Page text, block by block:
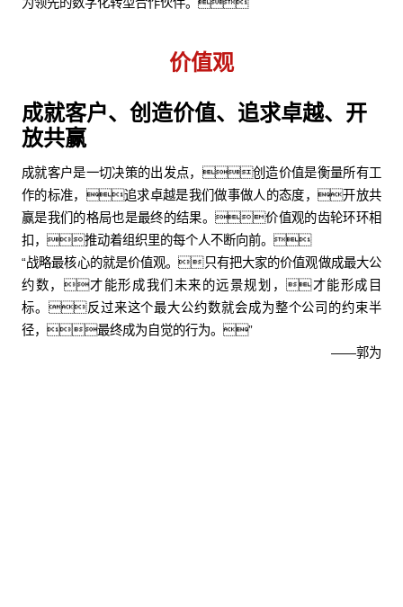
价值观
成就客户、创造价值、追求卓越、开
放共赢
成就客户是一切决策的出发点，创造价值是衡量所有工
作的标准，追求卓越是我们做事做人的态度，开放共
赢是我们的格局也是最终的结果。价值观的齿轮环环相
扣，推动着组织里的每个人不断向前。
“战略最核心的就是价值观。只有把大家的价值观做成最大公
约数，才能形成我们未来的远景规划，才能形成目
标。反过来这个最大公约数就会成为整个公司的约束半
径，最终成为自觉的行为。”
——郭为